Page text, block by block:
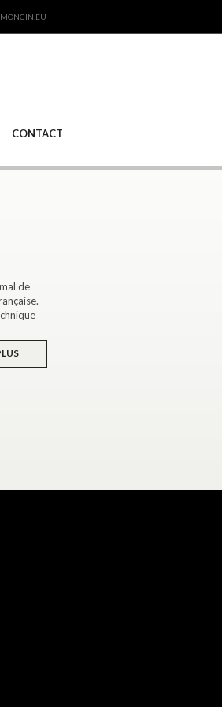
CONTACT
de